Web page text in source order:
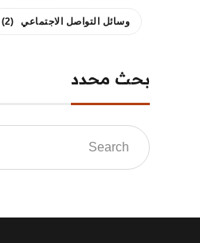
وسائل التواصل الاجتماعي (2)
بحث محدد